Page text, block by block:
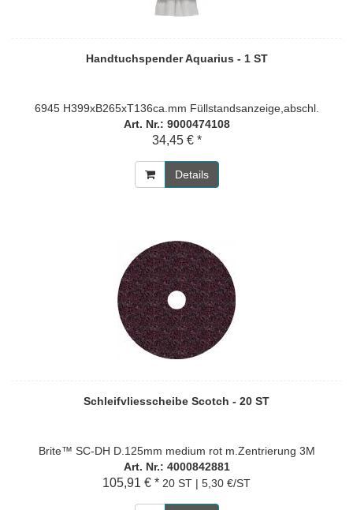
Handtuchspender Aquarius - 1 ST
6945 H399xB265xT136ca.mm Füllstandsanzeige,abschl.
Art. Nr.: 9000474108
34,45 € *
Details
Schleifvliesscheibe Scotch - 20 ST
Brite™ SC-DH D.125mm medium rot m.Zentrierung 3M
Art. Nr.: 4000842881
105,91 € * 20 ST | 5,30 €/ST